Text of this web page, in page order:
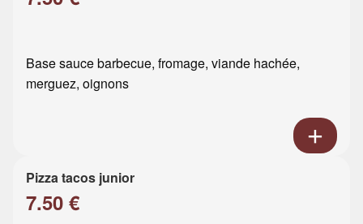
Base sauce barbecue, fromage, viande hachée,
merguez, oignons
Pizza tacos junior
7.50 €